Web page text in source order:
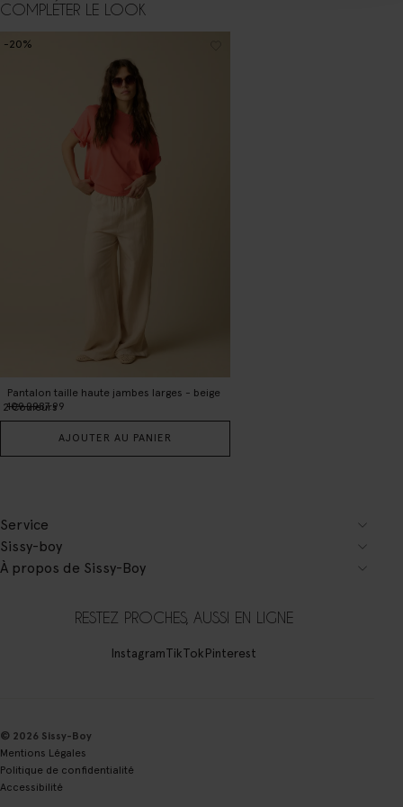
COMPLÉTER LE LOOK
Pantalon taille haute jambes larges - beige
109.9987.99
-20%
2Couleurs
AJOUTER AU PANIER
Service
Sissy-boy
À propos de Sissy-Boy
RESTEZ PROCHES, AUSSI EN LIGNE
InstagramTikTokPinterest
© 2026 Sissy-Boy
Mentions Légales
Politique de confidentialité
Accessibilité